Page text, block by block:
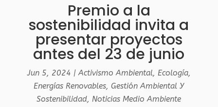
Premio a la
sostenibilidad invita a
presentar proyectos
antes del 23 de junio
Jun 5, 2024 |Activismo Ambiental, Ecología,
Energías Renovables,Gestión Ambiental Y
Sostenibilidad,Noticias Medio Ambiente